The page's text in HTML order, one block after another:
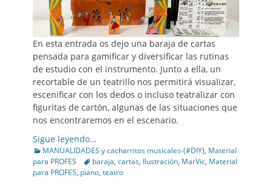
En esta entrada os dejo una baraja de cartas
pensada para gamificar y diversificar las rutinas
de estudio con el instrumento. Junto a ella, un
recortable de un teatrillo nos permitirá visualizar,
escenificar con los dedos o incluso teatralizar con
figuritas de cartón, algunas de las situaciones que
nos encontraremos en el escenario.
Sigue leyendo…
Categories
MANUALIDADES y cacharritos musicales-(#DIY), Material
para PROFES
Tagsbaraja, cartas, Ilustración, MarVic, Material
para PROFES, piano, teatro